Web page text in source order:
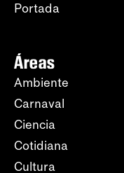
Portada
Áreas
Ambiente
Carnaval
Ciencia
Cotidiana
Cultura